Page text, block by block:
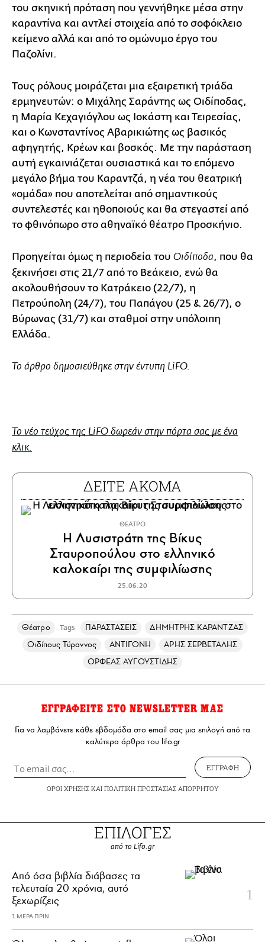
του σκηνική πρόταση που γεννήθηκε μέσα στην
καραντίνα και αντλεί στοιχεία από το σοφόκλειο
κείμενο αλλά και από το ομώνυμο έργο του
Παζολίνι.
Τους ρόλους μοιράζεται μια εξαιρετική τριάδα
ερμηνευτών: ο Μιχάλης Σαράντης ως Οιδίποδας,
η Μαρία Κεχαγιόγλου ως Ιοκάστη και Τειρεσίας,
και ο Κωνσταντίνος Αβαρικιώτης ως βασικός
αφηγητής, Κρέων και βοσκός. Με την παράσταση
αυτή εγκαινιάζεται ουσιαστικά και το επόμενο
μεγάλο βήμα του Καραντζά, η νέα του θεατρική
«ομάδα» που αποτελείται από σημαντικούς
συντελεστές και ηθοποιούς και θα στεγαστεί από
το φθινόπωρο στο αθηναϊκό θέατρο Προσκήνιο.
Προηγείται όμως η περιοδεία του Οιδίποδα, που θα
ξεκινήσει στις 21/7 από το Βεάκειο, ενώ θα
ακολουθήσουν το Κατράκειο (22/7), η
Πετρούπολη (24/7), του Παπάγου (25 & 26/7), ο
Βύρωνας (31/7) και σταθμοί στην υπόλοιπη
Ελλάδα.
Το άρθρο δημοσιεύθηκε στην έντυπη LiFO.
Το νέο τεύχος της LiFO δωρεάν στην πόρτα σας με ένα
κλικ.
ΔΕΙΤΕ ΑΚΟΜΑ
ΘΕΑΤΡΟ
H Λυσιστράτη της Βίκυς
Σταυροπούλου στο ελληνικό
καλοκαίρι της συμφιλίωσης
25.06.20
Θέατρο Tags ΠΑΡΑΣΤΑΣΕΙΣ
ΔΗΜΗΤΡΗΣ ΚΑΡΑΝΤΖΑΣ
Οιδίπους Τύραννος
ΑΝΤΙΓΟΝΗ
ΑΡΗΣ ΣΕΡΒΕΤΑΛΗΣ
ΟΡΦΕΑΣ ΑΥΓΟΥΣΤΙΔΗΣ
ΕΓΓΡΑΦΕΙΤΕ ΣΤΟ NEWSLETTER ΜΑΣ
Για να λαμβάνετε κάθε εβδομάδα στο email σας μια επιλογή από τα
καλύτερα άρθρα του lifo.gr
ΕΓΓΡΑΦΗ
ΟΡΟΙ ΧΡΗΣΗΣΚΑΙ ΠΟΛΙΤΙΚΗ ΠΡΟΣΤΑΣΙΑΣ ΑΠΟΡΡΗΤΟΥ
ΕΠΙΛΟΓΕΣ
από το Lifo.gr
Από όσα βιβλία διάβασες τα
τελευταία 20 χρόνια, αυτό
ξεχωρίζεις
1 ΜΕΡΑ ΠΡΙΝ